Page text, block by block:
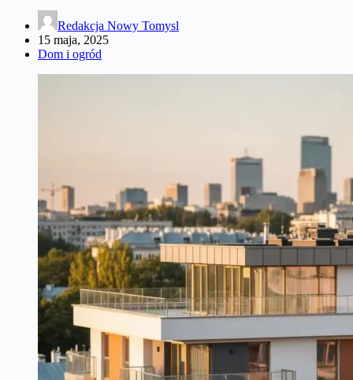
Redakcja Nowy Tomysl
15 maja, 2025
Dom i ogród